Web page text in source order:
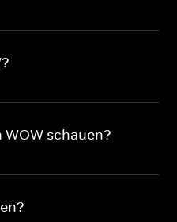
schauen?